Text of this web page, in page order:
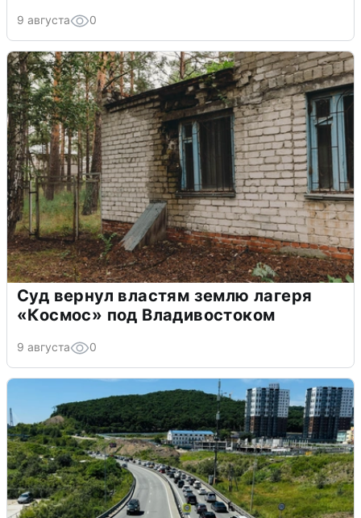
9 августа 0
Суд вернул властям землю лагеря
«Космос» под Владивостоком
9 августа 0